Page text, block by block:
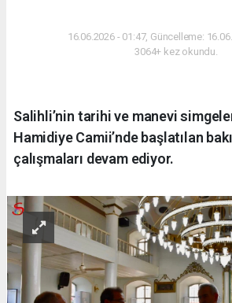
16.06.2026 - 01:47, Güncelleme:
3064+ kez okundu.
Salihli’nin tarihi ve manevi
Hamidiye Camii’nde başlatılan
çalışmaları devam ediyor.